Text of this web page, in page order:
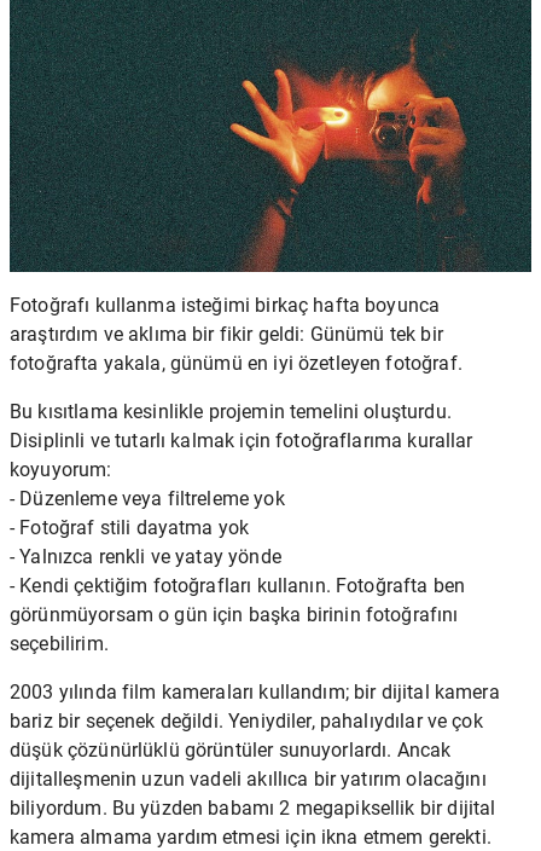
Fotoğrafı kullanma isteğimi birkaç hafta boyunca
araştırdım ve aklıma bir fikir geldi: Günümü tek bir
fotoğrafta yakala, günümü en iyi özetleyen fotoğraf.
Bu kısıtlama kesinlikle projemin temelini oluşturdu.
Disiplinli ve tutarlı kalmak için fotoğraflarıma kurallar
koyuyorum:
- Düzenleme veya filtreleme yok
- Fotoğraf stili dayatma yok
- Yalnızca renkli ve yatay yönde
- Kendi çektiğim fotoğrafları kullanın. Fotoğrafta ben
görünmüyorsam o gün için başka birinin fotoğrafını
seçebilirim.
2003 yılında film kameraları kullandım; bir dijital kamera
bariz bir seçenek değildi. Yeniydiler, pahalıydılar ve çok
düşük çözünürlüklü görüntüler sunuyorlardı. Ancak
dijitalleşmenin uzun vadeli akıllıca bir yatırım olacağını
biliyordum. Bu yüzden babamı 2 megapiksellik bir dijital
kamera almama yardım etmesi için ikna etmem gerekti.